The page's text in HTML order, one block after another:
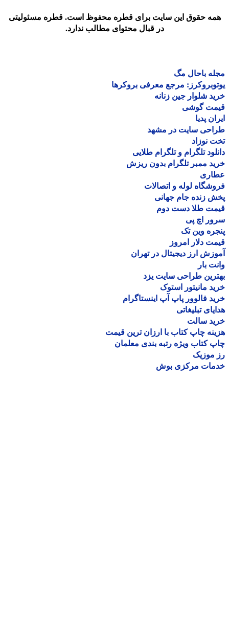
حقوق این سایت برای قطره محفوظ است. قطره مسئولیتی
در قبال محتوای مطالب ندارد.
باحال مگ
مرجع معرفی بروکرها
شلوار جین زنانه
گوشی
پدیا
سایت در مشهد
نوزاد
تلگرام و تلگرام طلایی
ممبر تلگرام بدون ریزش
لوله و اتصالات
زنده جام جهانی
طلا دست دوم
اچ پی
وین تک
دلار امروز
ارز دیجیتال در تهران
بار
طراحی سایت یزد
مانیتور استوک
فالوور پاپ آپ اینستاگرام
تبلیغاتی
سالت
چاپ کتاب با ارزان ترین قیمت
کتاب ویژه رتبه بندی معلمان
موزیک
مرکزی بوش